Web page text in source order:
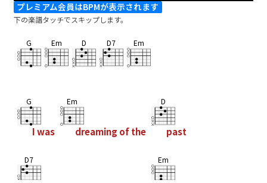
プレミアム会員はBPMが表示されます
下の楽譜タッチでスキップします。
G Em D D7 Em
G
I was
Em
dreaming of the
D
past
D7 Em